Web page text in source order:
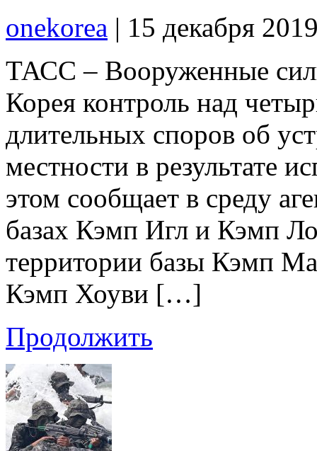
onekorea | 15 декабря
ТАСС – Вооруженные
Корея контроль над
длительных споров об
местности в результате
этом сообщает в среду
базах Кэмп Игл и Кэмп
территории базы Кэмп
Кэмп Хоуви […]
Продолжить